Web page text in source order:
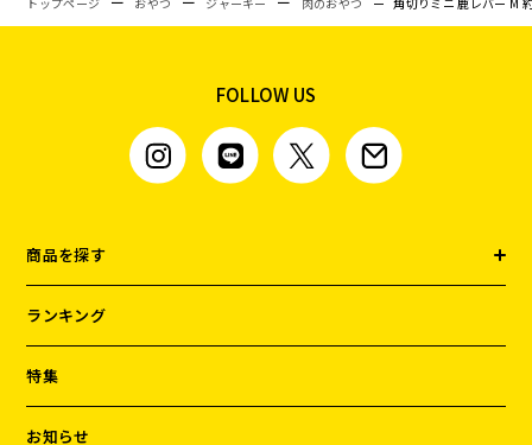
FOLLOW US
商品を探す
ランキング
特集
お知らせ